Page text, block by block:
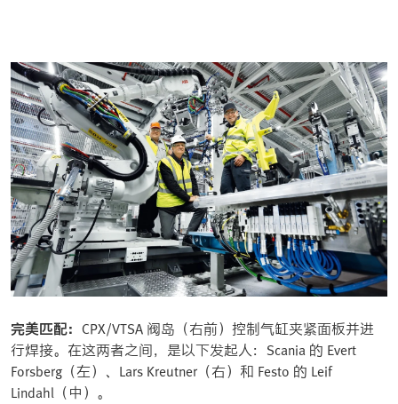
完美匹配： CPX/VTSA 阀岛（右前）控制气缸夹紧面板并进
行焊接。在这两者之间，是以下发起人：Scania 的 Evert
Forsberg（左）、Lars Kreutner（右）和 Festo 的 Leif
Lindahl（中）。